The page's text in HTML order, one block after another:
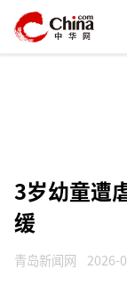
3岁幼童遭
缓
青岛新闻网 2026-